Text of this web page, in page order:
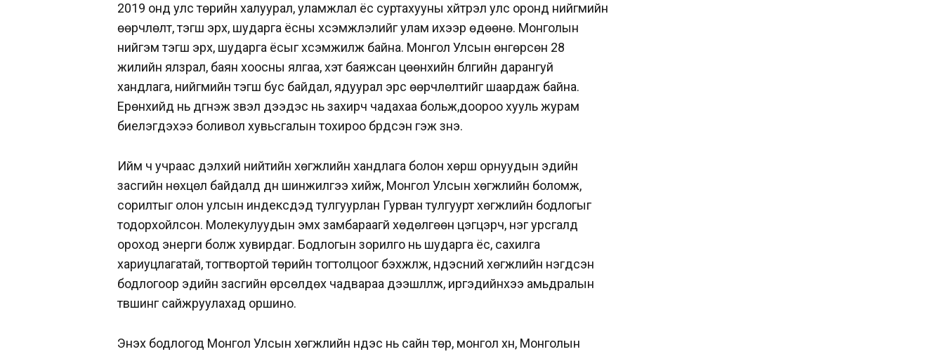
2019 онд улс төрийн халуурал, уламжлал ёс суртахууны хүйтрэл улс оронд нийгмийн
өөрчлөлт, тэгш эрх, шударга ёсны хүсэмжлэлийг улам ихээр өдөөнө. Монголын
нийгэм тэгш эрх, шударга ёсыг хүсэмжилж байна. Монгол Улсын өнгөрсөн 28
жилийн ялзрал, баян хоосны ялгаа, хэт баяжсан цөөнхийн бүлгийн дарангуй
хандлага, нийгмийн тэгш бус байдал, ядуурал эрс өөрчлөлтийг шаардаж байна.
Ерөнхийд нь дүгнэж үзвэл дээдэс нь захирч чадахаа больж,доороо хууль журам
биелэгдэхээ боливол хувьсгалын тохироо бүрдсэн гэж үзнэ.
Ийм ч учраас дэлхий нийтийн хөгжлийн хандлага болон хөрш орнуудын эдийн
засгийн нөхцөл байдалд дүн шинжилгээ хийж, Монгол Улсын хөгжлийн боломж,
сорилтыг олон улсын индексүүдэд тулгуурлан Гурван тулгуурт хөгжлийн бодлогыг
тодорхойлсон. Молекулуудын эмх замбараагүй хөдөлгөөн цэгцэрч, нэг урсгалд
ороход энерги болж хувирдаг. Бодлогын зорилго нь шударга ёс, сахилга
хариуцлагатай, тогтвортой төрийн тогтолцоог бэхжүүлж, үндэсний хөгжлийн нэгдсэн
бодлогоор эдийн засгийн өрсөлдөх чадвараа дээшлүүлж, иргэдийнхээ амьдралын
түвшинг сайжруулахад оршино.
Энэхүү бодлогод Монгол Улсын хөгжлийн үндэс нь сайн төр, монгол хүн, Монголын